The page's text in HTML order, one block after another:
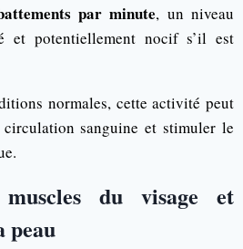
par minute, un niveau
et potentiellement nocif s’il est
normales, cette activité peut
sanguine et stimuler le
du visage et
peau